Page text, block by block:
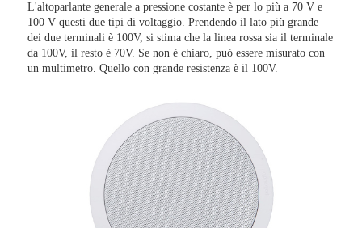
L'altoparlante generale a pressione costante è per lo più a 70 V e
100 V questi due tipi di voltaggio. Prendendo il lato più grande
dei due terminali è 100V, si stima che la linea rossa sia il terminale
da 100V, il resto è 70V. Se non è chiaro, può essere misurato con
un multimetro. Quello con grande resistenza è il 100V.